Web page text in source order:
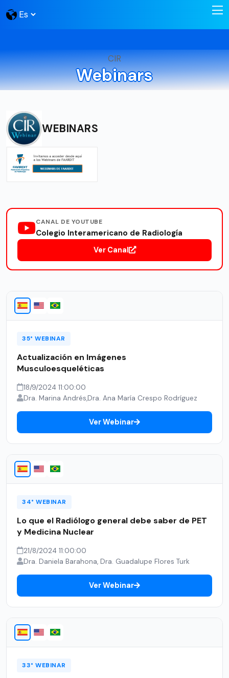
CIR
Webinars
WEBINARS
CANAL DE YOUTUBE
Colegio Interamericano de Radiología
Ver Canal
35° WEBINAR
Actualización en Imágenes
Musculoesqueléticas
18/9/2024 11:00:00
Dra. Marina Andrés,Dra. Ana María Crespo Rodríguez
Ver Webinar
34° WEBINAR
Lo que el Radiólogo general debe saber de PET
y Medicina Nuclear
21/8/2024 11:00:00
Dra. Daniela Barahona, Dra. Guadalupe Flores Turk
Ver Webinar
33° WEBINAR